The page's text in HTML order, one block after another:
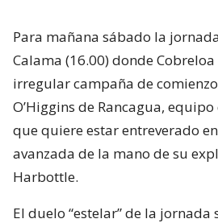
Para mañana sábado la
Calama (16.00) donde
irregular campaña de
O’Higgins de Rancagua,
que quiere estar entreverado
avanzada de la mano de su
Harbottle.
El duelo “estelar” de la